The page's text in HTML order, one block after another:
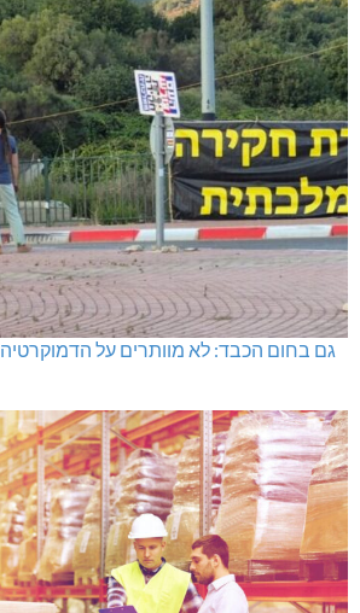
גם בחום הכבד: לא מוותרים על הדמוקרטיה